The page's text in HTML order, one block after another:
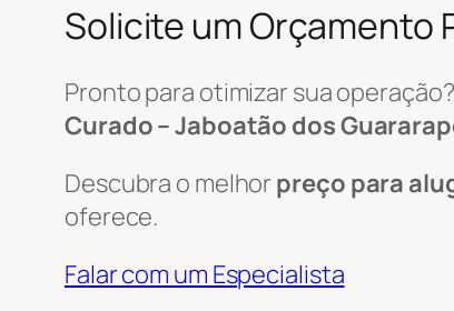
Solicite um Orçamento
Pronto para otimizar sua
Curado – Jaboatão dos
Descubra o melhor preço para
oferece.
Falar com um Especialista